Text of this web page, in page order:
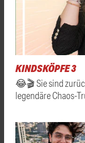
KINDSKÖPFE 3
😂🎬 Sie sind
legendäre Chaos-